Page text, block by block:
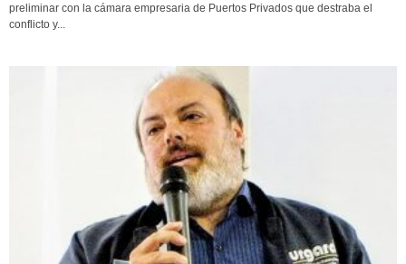
preliminar con la cámara empresaria de Puertos Privados que destraba el
conflicto y...